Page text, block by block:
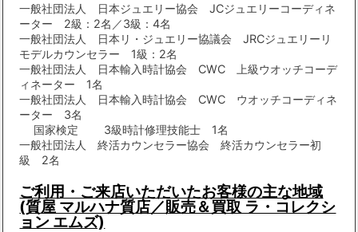
一般社団法人 日本ジュエリー協会 JCジュエリーコーディネ
ーター 2級：2名／3級：4名
一般社団法人 日本リ・ジュエリー協議会 JRCジュエリーリ
モデルカウンセラー 1級：2名
一般社団法人 日本輸入時計協会 CWC 上級ウオッチコーデ
ィネーター 1名
一般社団法人 日本輸入時計協会 CWC ウオッチコーディネ
ーター 3名
国家検定 3級時計修理技能士 1名
一般社団法人 終活カウンセラー協会 終活カウンセラー初
級 2名
ご利用・ご来店いただいたお客様の主な地域
(質屋 マルハナ質店／販売＆買取 ラ・コレクシ
ョン エムズ)